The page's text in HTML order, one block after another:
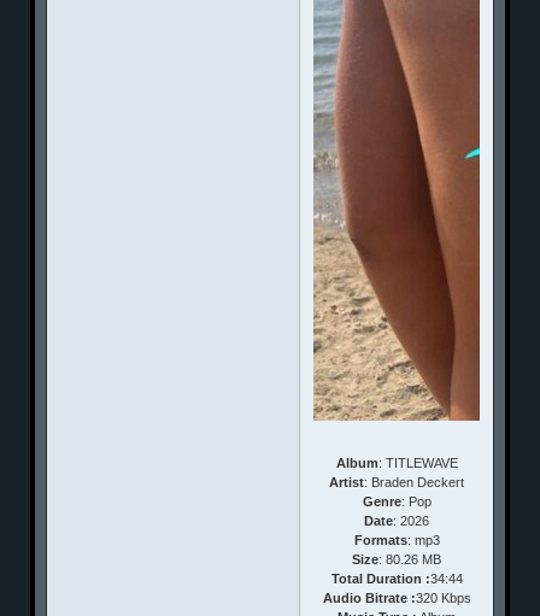
Album: TITLEWAVE
Artist: Braden Deckert
Genre: Pop
Date: 2026
Formats: mp3
Size: 80.26 MB
Total Duration :34:44
Audio Bitrate :320 Kbps